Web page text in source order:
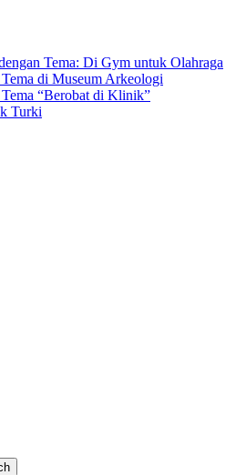
Tema: Di Gym untuk Olahraga
di Museum Arkeologi
“Berobat di Klinik”
Turki